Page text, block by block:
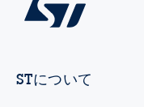
STについて